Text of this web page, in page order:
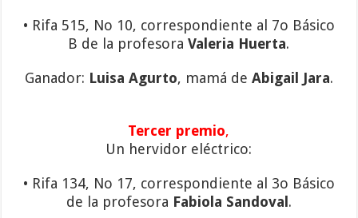
• Rifa 515, No 10, correspondiente al 7o Básico
B de la profesoraValeria Huerta.
Ganador: Luisa Agurto, mamá de Abigail Jara.
Tercer premio,
Un hervidor eléctrico:
• Rifa 134, No 17, correspondiente al 3o Básico
de la profesora Fabiola Sandoval .